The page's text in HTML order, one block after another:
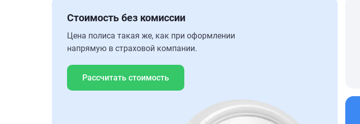
Стоимость без комиссии
Цена полиса такая же, как при оформлении
напрямую в страховой компании.
Рассчитать стоимость